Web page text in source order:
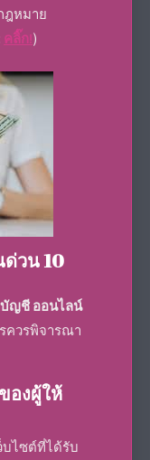
ฎหมาย
คลิ๊ก!)
ด่วน 10
บัญชี ออนไลน์
ควรพิจารณา
องผู้ให้
บไซต์ที่ได้รับ